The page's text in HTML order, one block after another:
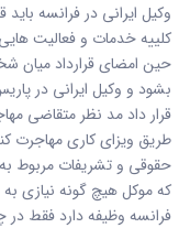
وکیل ایرانی در فرانسه
کلییه خدمات و فعالیت
حین امضای قرارداد میان
بشود و وکیل ایرانی در
قرار داد مد نظر متقاضی
طریق ویزای کاری مهاجرت
حقوقی و تشریفات مربوط
که موکل هیچ گونه نیازی
فرانسه وظیفه دارد فقط در